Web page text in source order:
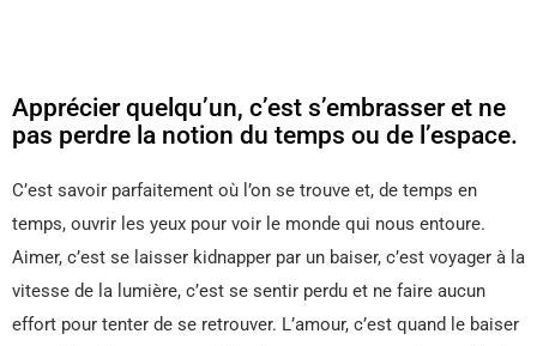
Apprécier quelqu’un, c’est s’embrasser et ne
pas perdre la notion du temps ou de l’espace.
C’est savoir parfaitement où l’on se trouve et, de temps en
temps, ouvrir les yeux pour voir le monde qui nous entoure.
Aimer, c’est se laisser kidnapper par un baiser, c’est voyager à la
vitesse de la lumière, c’est se sentir perdu et ne faire aucun
effort pour tenter de se retrouver. L’amour, c’est quand le baiser